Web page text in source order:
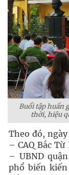
Buổi tập huấn
thời, hiệu
Theo đó, ngày
– CAQ Bắc
– UBND
phổ biến kiến